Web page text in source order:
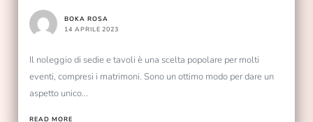
BOKA ROSA
14 APRILE 2023
Il noleggio di sedie e tavoli è una scelta popolare per molti
eventi, compresi i matrimoni. Sono un ottimo modo per dare un
aspetto unico...
READ MORE